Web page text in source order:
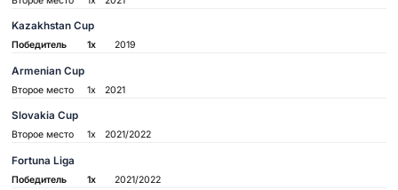
Kazakhstan Cup
Победитель 1x 2019
Armenian Cup
Второе место 1x 2021
Slovakia Cup
Второе место 1x 2021/2022
Fortuna Liga
Победитель 1x 2021/2022